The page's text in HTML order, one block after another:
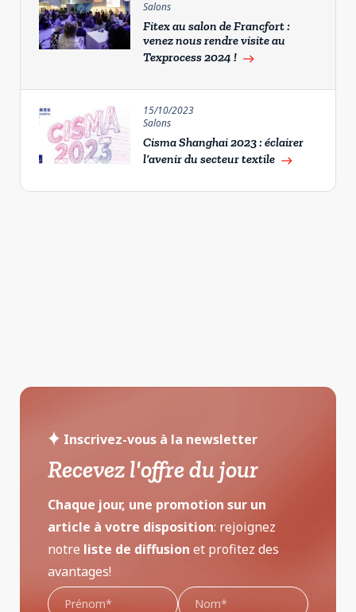
Salons
Fitex au salon de Francfort :
venez nous rendre visite au
Texprocess 2024 ! east
15/10/2023
Salons
Cisma Shanghai 2023 : éclairer
l’avenir du secteur textile east
Inscrivez-vous à la newsletter
Recevez l'offre du jour
Chaque jour, une promotion sur un
article à votre disposition: rejoignez
notre liste de diffusion et profitez des
avantages!